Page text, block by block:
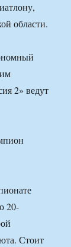
области.
2» ведут
20-
Стоит